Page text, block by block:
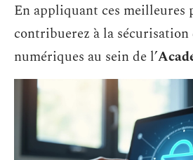
En appliquant ces meilleures
contribuerez à la sécurisation
numériques au sein de l’